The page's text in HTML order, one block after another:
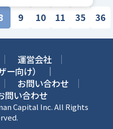
9 10 11 35 36
運営会社
ー向け）
お問い合わせ
問い合わせ
Capital Inc. All Rights